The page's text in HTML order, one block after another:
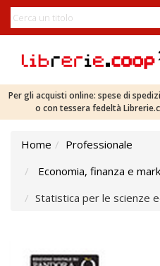
Per gli acquisti online: spese di
o con tessera fedeltà
Home
Professionale
Economia, finanza e
Statistica per le scienze